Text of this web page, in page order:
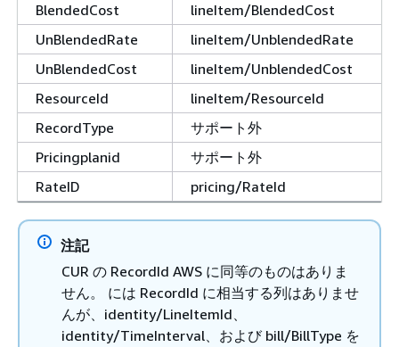
BlendedCost
lineItem/BlendedCost
UnBlendedRate
lineItem/UnblendedRate
UnBlendedCost
lineItem/UnblendedCost
ResourceId
lineItem/ResourceId
RecordType
サポート外
Pricingplanid
サポート外
RateID
pricing/RateId
注記
CUR の RecordId AWS に同等のものはありま
せん。 には RecordId に相当する列はありませ
んが、identity/LineItemId、
identity/TimeInterval、および bill/BillType を